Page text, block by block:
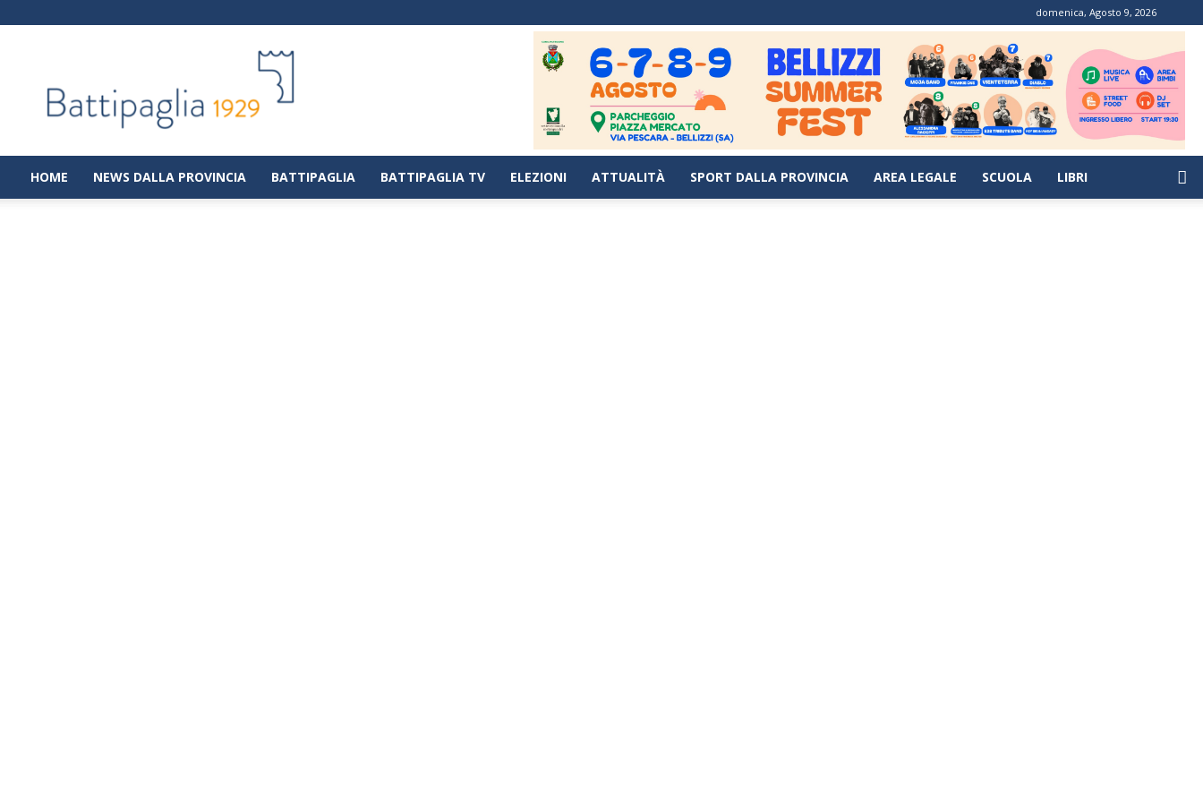
domenica, Agosto 9, 2026
|
Notizie
dalla
città
di
HOME NEWS DALLA PROVINCIA BATTIPAGLIA BATTIPAGLIA TV ELEZIONI ATTUALITÀ SPORT DALLA PROVINCIA AREA LEGALE SCUOLA LIBRI